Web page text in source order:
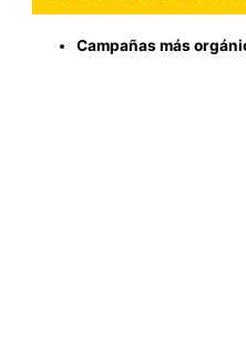
Campañas más